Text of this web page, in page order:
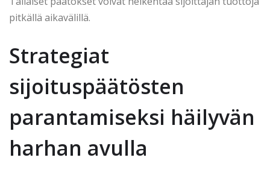
pitkällä aikavälillä.
Strategiat
sijoituspäätösten
parantamiseksi häilyvän
harhan avulla